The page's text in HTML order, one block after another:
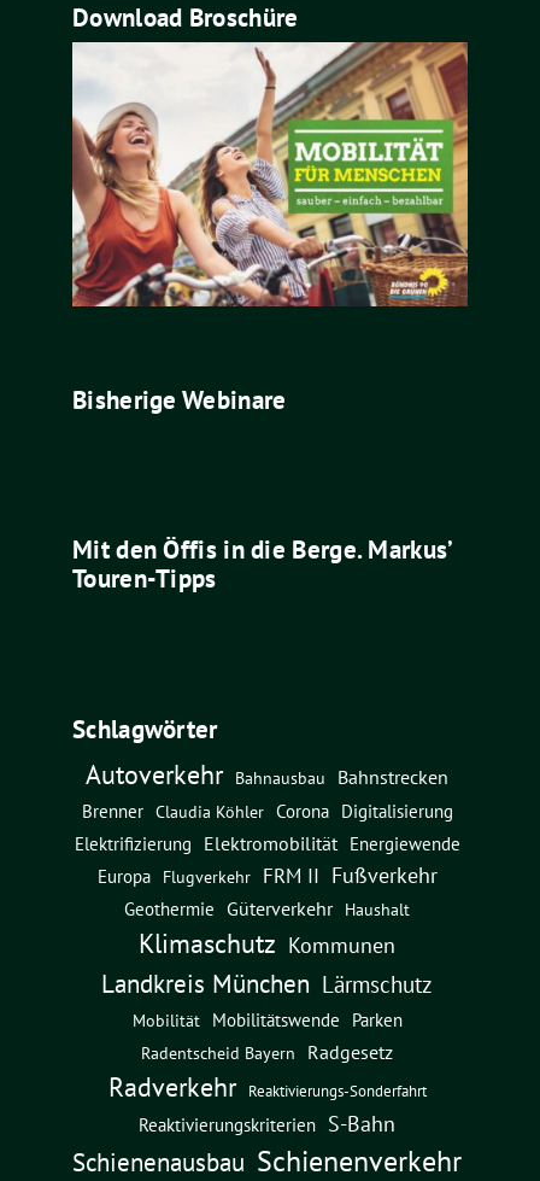
Download Broschüre
Bisherige Webinare
Mit den Öffis in die Berge. Markus’
Touren-Tipps
Schlagwörter
Autoverkehr Bahnausbau
Bahnstrecken
Brenner Claudia Köhler Corona
Digitalisierung
Elektrifizierung
Elektromobilität Energiewende
Europa Flugverkehr FRM II Fußverkehr
Geothermie Güterverkehr Haushalt
Klimaschutz Kommunen
Landkreis München Lärmschutz
Mobilität Mobilitätswende Parken
Radentscheid Bayern Radgesetz
Radverkehr Reaktivierungs-Sonderfahrt
Reaktivierungskriterien S-Bahn
Schienenausbau Schienenverkehr